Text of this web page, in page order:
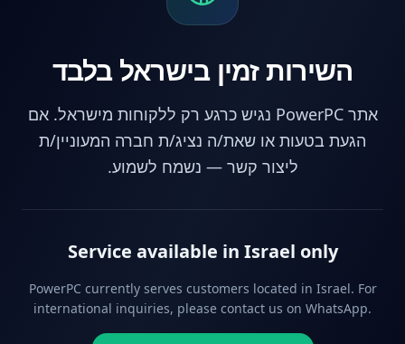
השירות זמין בישראל בלבד
אתר PowerPC נגיש כרגע רק ללקוחות מישראל. אם
הגעת בטעות או שאת/ה נציג/ת חברה המעוניין/ת
ליצור קשר — נשמח לשמוע.
Service available in Israel only
PowerPC currently serves customers located in Israel. For
international inquiries, please contact us on WhatsApp.